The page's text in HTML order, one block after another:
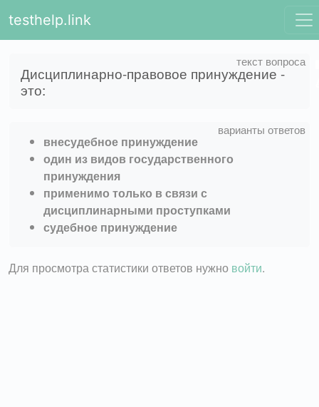
testhelp.link
Дисциплинарно-правовое принуждение -
это:
внесудебное принуждение
один из видов государственного
принуждения
применимо только в связи с
дисциплинарными проступками
судебное принуждение
Для просмотра статистики ответов нужно войти.